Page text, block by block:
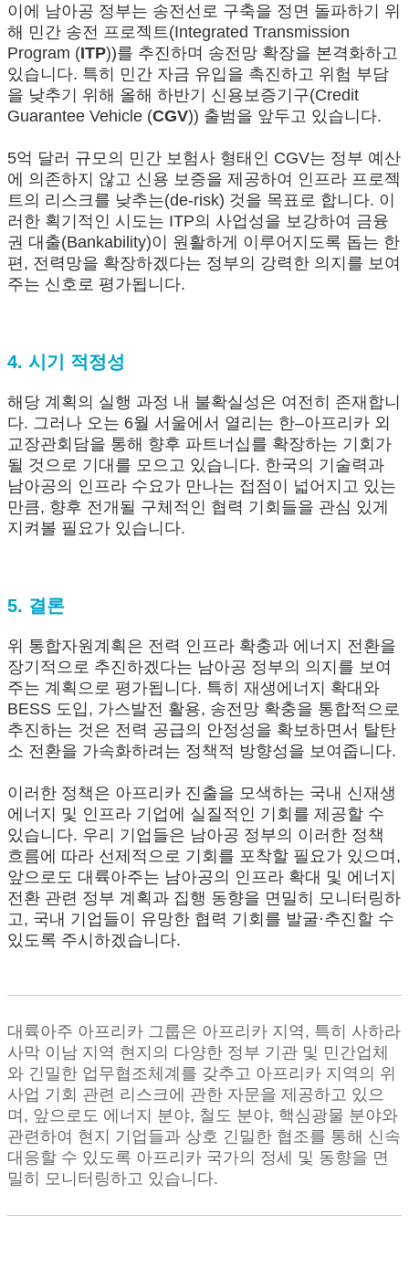
이에 남아공 정부는 송전선로 구축을 정면 돌파하기 위
해 민간 송전 프로젝트(Integrated Transmission
Program (ITP))를 추진하며 송전망 확장을 본격화하고
있습니다. 특히 민간 자금 유입을 촉진하고 위험 부담
을 낮추기 위해 올해 하반기 신용보증기구(Credit
Guarantee Vehicle (CGV)) 출범을 앞두고 있습니다.
5억 달러 규모의 민간 보험사 형태인 CGV는 정부 예산
에 의존하지 않고 신용 보증을 제공하여 인프라 프로젝
트의 리스크를 낮추는(de-risk) 것을 목표로 합니다. 이
러한 획기적인 시도는 ITP의 사업성을 보강하여 금융
권 대출(Bankability)이 원활하게 이루어지도록 돕는 한
편, 전력망을 확장하겠다는 정부의 강력한 의지를 보여
주는 신호로 평가됩니다.
4. 시기 적정성
해당 계획의 실행 과정 내 불확실성은 여전히 존재합니
다. 그러나 오는 6월 서울에서 열리는 한–아프리카 외
교장관회담을 통해 향후 파트너십를 확장하는 기회가
될 것으로 기대를 모으고 있습니다. 한국의 기술력과
남아공의 인프라 수요가 만나는 접점이 넓어지고 있는
만큼, 향후 전개될 구체적인 협력 기회들을 관심 있게
지켜볼 필요가 있습니다.
5. 결론
위 통합자원계획은 전력 인프라 확충과 에너지 전환을
장기적으로 추진하겠다는 남아공 정부의 의지를 보여
주는 계획으로 평가됩니다. 특히 재생에너지 확대와
BESS 도입, 가스발전 활용, 송전망 확충을 통합적으로
추진하는 것은 전력 공급의 안정성을 확보하면서 탈탄
소 전환을 가속화하려는 정책적 방향성을 보여줍니다.
이러한 정책은 아프리카 진출을 모색하는 국내 신재생
에너지 및 인프라 기업에 실질적인 기회를 제공할 수
있습니다. 우리 기업들은 남아공 정부의 이러한 정책
흐름에 따라 선제적으로 기회를 포착할 필요가 있으며,
앞으로도 대륙아주는 남아공의 인프라 확대 및 에너지
전환 관련 정부 계획과 집행 동향을 면밀히 모니터링하
고, 국내 기업들이 유망한 협력 기회를 발굴·추진할 수
있도록 주시하겠습니다.
대륙아주 아프리카 그룹은 아프리카 지역, 특히 사하라
사막 이남 지역 현지의 다양한 정부 기관 및 민간업체
와 긴밀한 업무협조체계를 갖추고 아프리카 지역의 위
사업 기회 관련 리스크에 관한 자문을 제공하고 있으
며, 앞으로도 에너지 분야, 철도 분야, 핵심광물 분야와
관련하여 현지 기업들과 상호 긴밀한 협조를 통해 신속
대응할 수 있도록 아프리카 국가의 정세 및 동향을 면
밀히 모니터링하고 있습니다.